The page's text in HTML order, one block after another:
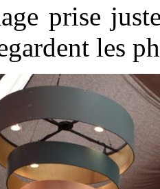
prise
les